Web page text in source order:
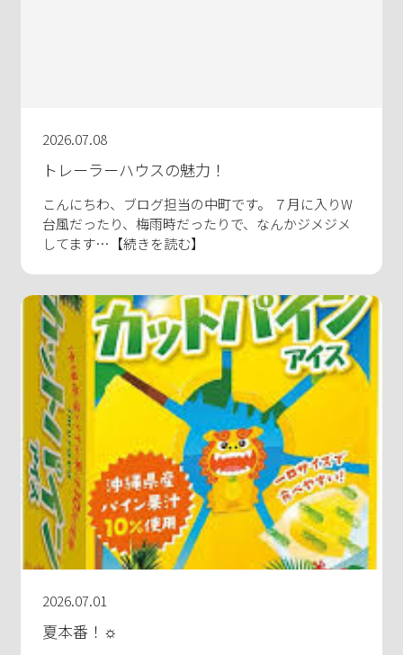
2026.07.08
トレーラーハウスの魅力！
こんにちわ、ブログ担当の中町です。 ７月に入りW
台風だったり、梅雨時だったりで、なんかジメジメ
してます…【続きを読む】
2026.07.01
夏本番！☼